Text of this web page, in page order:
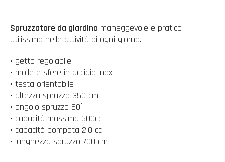
Spruzzatore da giardino maneggevole e pratico
utilissimo nelle attività di ogni giorno.
• getto regolabile
• molle e sfere in acciaio inox
• testa orientabile
• altezza spruzzo 350 cm
• angolo spruzzo 60°
• capacità massima 600cc
• capacità pompata 2.0 cc
• lunghezza spruzzo 700 cm